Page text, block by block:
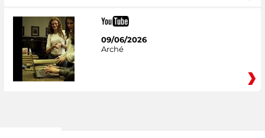
09/06/2026
Arché